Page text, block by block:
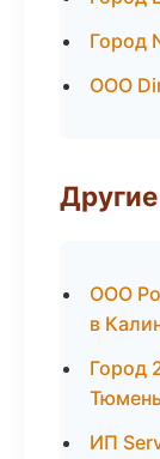
Город
ООО
ООО
в
Город
ИП